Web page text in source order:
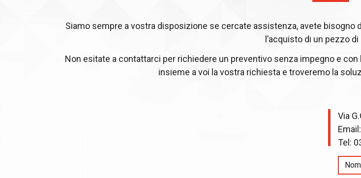
Siamo sempre a vostra disposizione se cercate assistenza, avete bisogno
l’acquisto di un pezzo
Non esitate a contattarci per richiedere un preventivo senza impegno e
insieme a voi la vostra richiesta e troveremo la
Via
Email:
Tel: